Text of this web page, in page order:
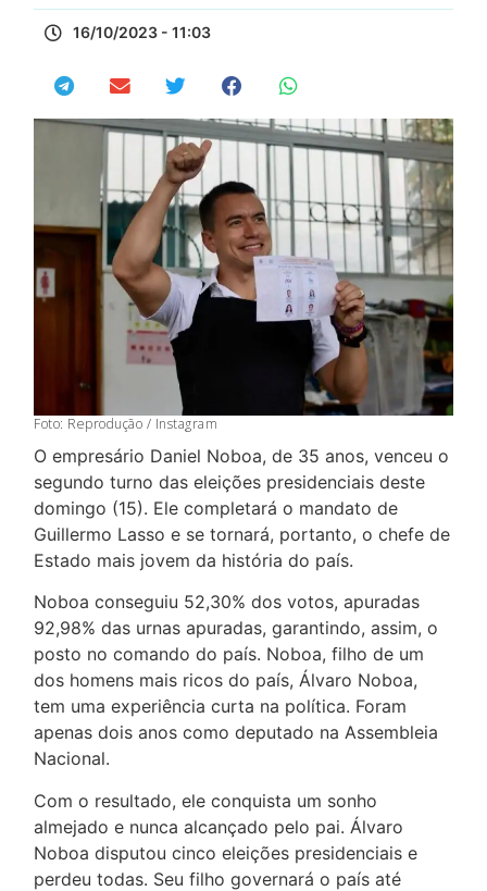
16/10/2023 - 11:03
Foto: Reprodução / Instagram
O empresário Daniel Noboa, de 35 anos, venceu o
segundo turno das eleições presidenciais deste
domingo (15). Ele completará o mandato de
Guillermo Lasso e se tornará, portanto, o chefe de
Estado mais jovem da história do país.
Noboa conseguiu 52,30% dos votos, apuradas
92,98% das urnas apuradas, garantindo, assim, o
posto no comando do país. Noboa, filho de um
dos homens mais ricos do país, Álvaro Noboa,
tem uma experiência curta na política. Foram
apenas dois anos como deputado na Assembleia
Nacional.
Com o resultado, ele conquista um sonho
almejado e nunca alcançado pelo pai. Álvaro
Noboa disputou cinco eleições presidenciais e
perdeu todas. Seu filho governará o país até